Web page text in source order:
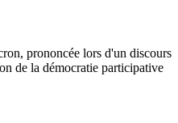
prononcée lors d'un discours
de la démocratie participative